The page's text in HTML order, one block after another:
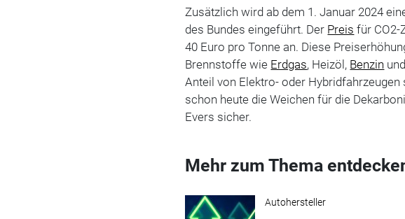
Zusätzlich wird ab dem 1. Januar 2024
des Bundes eingeführt. Der Preis für CO2-
40 Euro pro Tonne an. Diese
Brennstoffe wie Erdgas, Heizöl, Benzin und
Anteil von Elektro- oder
schon heute die Weichen für die
Evers sicher.
Mehr zum Thema
Autohersteller